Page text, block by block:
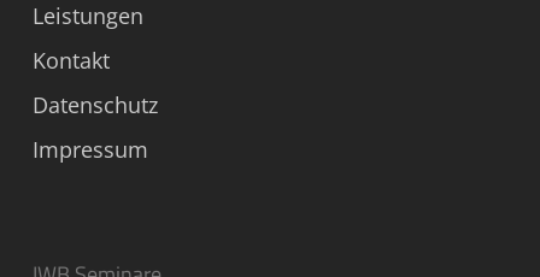
Leistungen
Kontakt
Datenschutz
Impressum